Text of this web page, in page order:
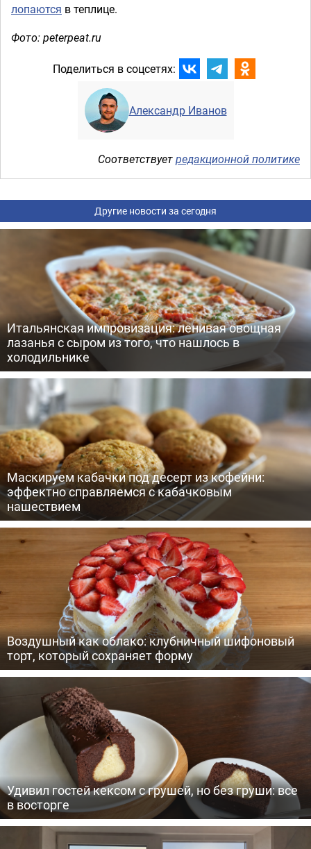
лопаются в теплице.
Фото: peterpeat.ru
Поделиться в соцсетях:
Александр Иванов
Соответствуетредакционной политике
Другие новости за сегодня
Итальянская импровизация: ленивая овощная
лазанья с сыром из того, что нашлось в
холодильнике
Маскируем кабачки под десерт из кофейни:
эффектно справляемся с кабачковым
нашествием
Воздушный как облако: клубничный шифоновый
торт, который сохраняет форму
Удивил гостей кексом с грушей, но без груши: все
в восторге